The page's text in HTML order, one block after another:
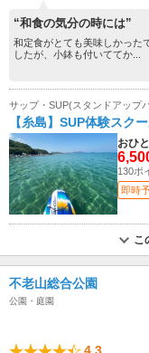
“和食の気分の時には”
和定食がとても美味しかった
したが、小鉢も付いててか...
サップ・SUP(スタンドアップ
【糸島】SUP体験スク
おひ
130ポ
即時
こ
不老山総合公園
公園・庭園